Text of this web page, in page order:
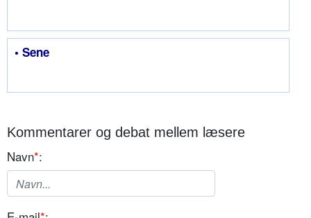
• Sene
Kommentarer og debat mellem læsere
Navn*: